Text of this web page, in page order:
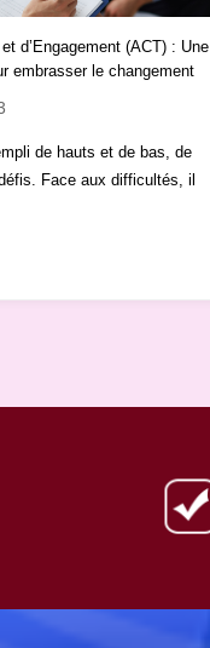
d’Engagement (ACT) : Une
embrasser le changement
de hauts et de bas, de
Face aux difficultés, il